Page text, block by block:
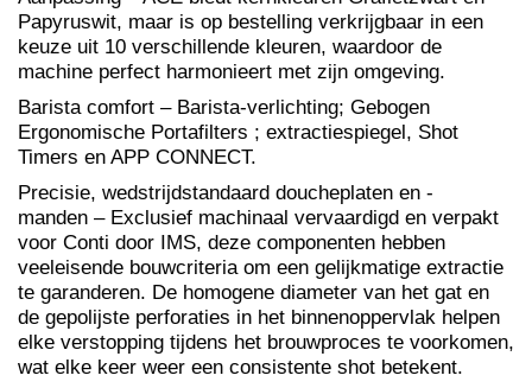
Papyruswit, maar is op bestelling verkrijgbaar in een
keuze uit 10 verschillende kleuren, waardoor de
machine perfect harmonieert met zijn omgeving.
Barista comfort – Barista-verlichting; Gebogen
Ergonomische Portafilters ; extractiespiegel, Shot
Timers en APP CONNECT.
Precisie, wedstrijdstandaard doucheplaten en -
manden – Exclusief machinaal vervaardigd en verpakt
voor Conti door IMS, deze componenten hebben
veeleisende bouwcriteria om een ​​gelijkmatige extractie
te garanderen. De homogene diameter van het gat en
de gepolijste perforaties in het binnenoppervlak helpen
elke verstopping tijdens het brouwproces te voorkomen,
wat elke keer weer een consistente shot betekent.